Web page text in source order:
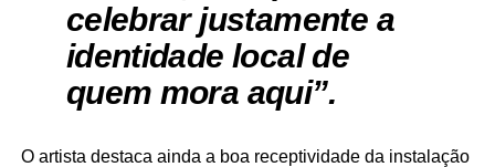
celebrar justamente a
identidade local de
quem mora aqui”.
O artista destaca ainda a boa receptividade da instalação